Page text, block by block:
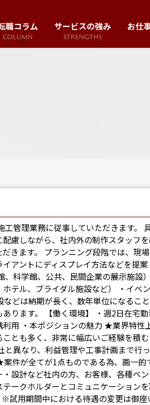
職コラム
COLUMN
サービスの強み
STRENGTHS
お仕
工管理業務に従事していただきます。
慮しながら、社内外の制作スタッフ
きます。 プランニング段階では、現
アントにディスプレイ方法などを提
、科学館、公共、民間企業の展示施設
ホテル、ブライダル施設など） ・イベ
どは納期が長く、数年単位になるこ
ります。 【働く環境】 ・週2日在宅
利用 ・本ポジションの魅力 ★業界特
とも多く、非常に幅広いご経験を積
と異なり、利益管理や工事計画まで行
件が全てが1点ものである為、画一的
設計など社内の方、お客様、各種ベ
ークホルダーとコミュニケーションを
用期間中における待遇の変更は御座